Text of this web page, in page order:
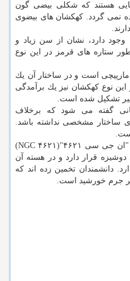
هستند كه شكلی بیضی گون
نمی گردد. كهكشان های بیضوی
وجود دارد، نشان از سن زیاد و
ستاره های قرمز در این نوع
است و در ساختار آن یك
نوع كهكشان نیز یك برآمدگی
پیر تشكیل شده است.
گفته می شود كه برخلاف
ساختار مشخصی نداشته باشد.
كهكشان " مسیه ۵۹" هم كه با نام "ان جی سی ۴۶۲۱"(NGC ۴۶۲۱)
قرار دارد و در هسته آن
دانشمندان تخمین زده اند كه